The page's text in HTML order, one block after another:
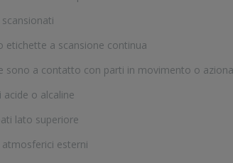
etichette a scansione continua
sono a contatto con parti in movimento o
o alcaline
lato superiore
esterni